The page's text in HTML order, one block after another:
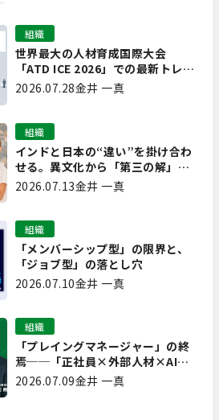
世界最大の人材育成国際大会
「ATD ICE 2026」での最新トレン
ドと成功事例｜「重要で実用的
な、日本にも合う」ホットトピッ
組織
2026.07.28金井 一真
インドと日本の“違い”を掛け合わ
せる。異文化から「第三の解」を
生み出す実践【現場を変えるCQ白
組織
2026.07.13金井 一真
「メンバーシップ型」の限界と、
「ジョブ型」の落とし穴
組織
2026.07.10金井 一真
「プレイングマネージャー」の終
焉──「正社員×外部人材×AI」
で創るハイブリッド営業組織
組織
2026.07.09金井 一真